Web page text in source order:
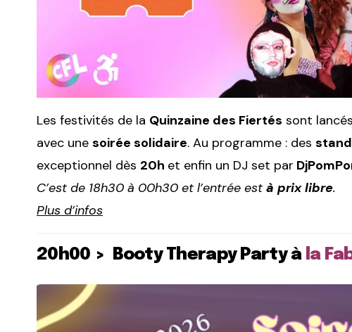
Les festivités de la Quinzaine des Fiertés sont
avec une soirée solidaire. Au programme : des
exceptionnel dès 20h et enfin un DJ set par
C’est de 18h30 à 00h30 et l’entrée est à prix libre.
Plus d’infos
20h00 > Booty Therapy Party à la